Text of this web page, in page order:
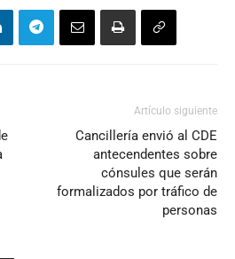
Artículo siguiente
Cancillería envió al CDE
antecendentes sobre
cónsules que serán
formalizados por tráfico de
personas